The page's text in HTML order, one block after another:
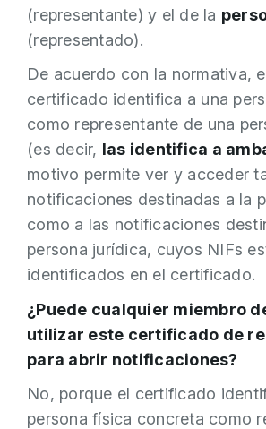
(representante) y el de la
(representado).
De acuerdo con la normativa,
certificado identifica a una
como representante de una
(es decir, las identifica a
motivo permite ver y acceder
notificaciones destinadas a la
como a las notificaciones
persona jurídica, cuyos NIFs
identificados en el certificado.
¿Puede cualquier miembro
utilizar este certificado de
para abrir notificaciones?
No, porque el certificado
persona física concreta como